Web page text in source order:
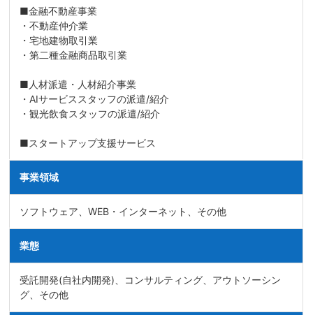
■金融不動産事業
・不動産仲介業
・宅地建物取引業
・第二種金融商品取引業
■人材派遣・人材紹介事業
・AIサービススタッフの派遣/紹介
・観光飲食スタッフの派遣/紹介
■スタートアップ支援サービス
事業領域
ソフトウェア、WEB・インターネット、その他
業態
受託開発(自社内開発)、コンサルティング、アウトソーシン
グ、その他